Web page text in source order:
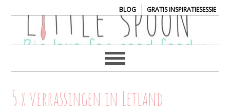
BLOG| GRATIS INSPIRATIESESSIE
5 x verrassingen in Letland